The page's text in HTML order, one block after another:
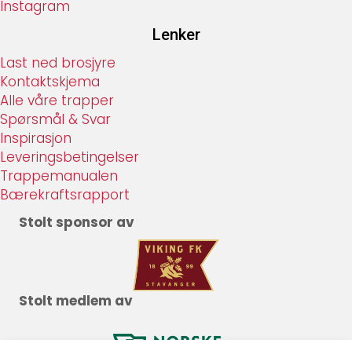
Instagram
Lenker
Last ned brosjyre
Kontaktskjema
Alle våre trapper
Spørsmål & Svar
Inspirasjon
Leveringsbetingelser
Trappemanualen
Bærekraftsrapport
Stolt sponsor av
Stolt medlem av